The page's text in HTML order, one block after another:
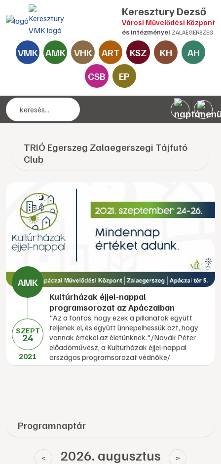
Keresztury Dezső
Városi Művelődési Központ
és intézményei ZALAEGERSZEG
VMK AMK VHK ART KSZ KH
AH
CSB
EP
TRIÓ Egerszeg Zalaegerszegi Tájfutó
Club
SZEPT
24
2021
Kultúrházak éjjel-nappal
programsorozat az Apáczaiban
"Az a fontos, hogy ezek a pillanatok együtt
teljenek el, és együtt ünnepelhessük azt, hogy
vannak értékei az életünknek."/Novák Péter
előadóművész, a Kultúrházak éjjel-nappal
országos programsorozat védnöke/
Programnaptár
< 2026. augusztus >